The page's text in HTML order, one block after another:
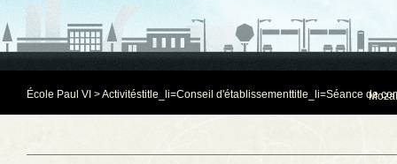
École Paul VI >Activitéstitle_li=Conseil d'établissementtitle_li=Séance de